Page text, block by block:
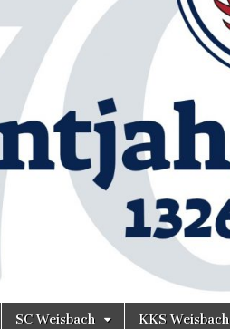
SC Weisbach KKS Weisbach